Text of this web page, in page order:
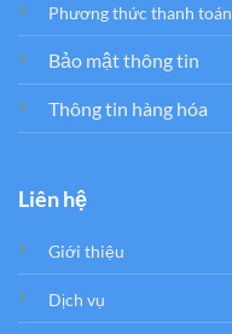
Phương thức thanh toán
Bảo mật thông tin
Thông tin hàng hóa
Liên hệ
Giới thiệu
Dịch vụ